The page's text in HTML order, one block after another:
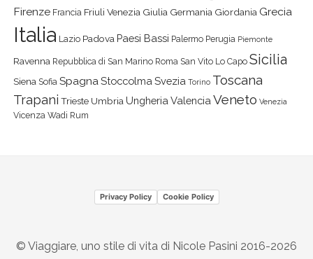
Firenze Francia Friuli Venezia Giulia Germania Giordania Grecia
Italia Lazio Padova Paesi Bassi Palermo Perugia Piemonte
Ravenna Repubblica di San Marino Roma San Vito Lo Capo Sicilia
Siena Sofia Spagna Stoccolma Svezia Torino Toscana
Trapani Trieste Umbria Ungheria Valencia Veneto Venezia
Vicenza Wadi Rum
Privacy Policy Cookie Policy
© Viaggiare, uno stile di vita di Nicole Pasini 2016-2026